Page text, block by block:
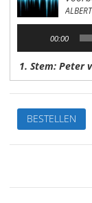
00:00
1. Stem: Peter
Evergreens
van
Alberto
van
BESTELLEN